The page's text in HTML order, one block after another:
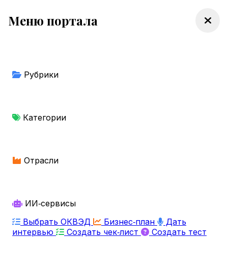
Меню портала
Рубрики
Категории
Отрасли
ИИ‑сервисы
Выбрать ОКВЭД
Бизнес‑план
Дать
интервью
Создать чек‑лист Создать тест